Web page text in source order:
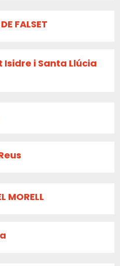
FALSET
i Santa Llúcia
MORELL